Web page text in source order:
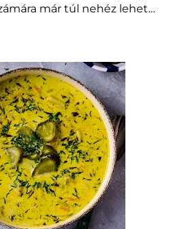
már túl nehéz lehet…